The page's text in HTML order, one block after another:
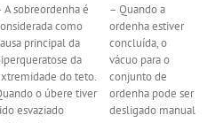
A sobreordenha é
como
principal da
da
do teto.
o úbere tiver
esvaziado
– Quando a
ordenha estiver
concluída, o
vácuo para o
conjunto de
ordenha pode ser
desligado manual